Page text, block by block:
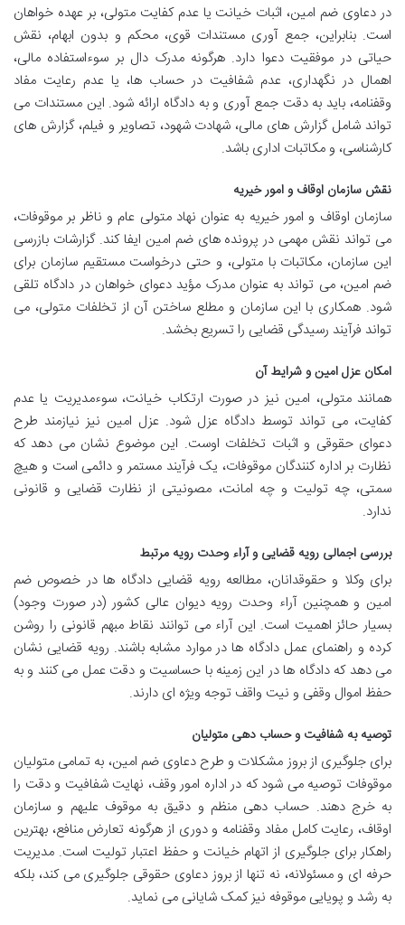
در دعاوی ضم امین، اثبات خیانت یا عدم کفایت متولی، بر عهده خواهان
است. بنابراین، جمع آوری مستندات قوی، محکم و بدون ابهام، نقش
حیاتی در موفقیت دعوا دارد. هرگونه مدرک دال بر سوءاستفاده مالی،
اهمال در نگهداری، عدم شفافیت در حساب ها، یا عدم رعایت مفاد
وقفنامه، باید به دقت جمع آوری و به دادگاه ارائه شود. این مستندات می
تواند شامل گزارش های مالی، شهادت شهود، تصاویر و فیلم، گزارش های
کارشناسی، و مکاتبات اداری باشد.
نقش سازمان اوقاف و امور خیریه
سازمان اوقاف و امور خیریه به عنوان نهاد متولی عام و ناظر بر موقوفات،
می تواند نقش مهمی در پرونده های ضم امین ایفا کند. گزارشات بازرسی
این سازمان، مکاتبات با متولی، و حتی درخواست مستقیم سازمان برای
ضم امین، می تواند به عنوان مدرک مؤید دعوای خواهان در دادگاه تلقی
شود. همکاری با این سازمان و مطلع ساختن آن از تخلفات متولی، می
تواند فرآیند رسیدگی قضایی را تسریع بخشد.
امکان عزل امین و شرایط آن
همانند متولی، امین نیز در صورت ارتکاب خیانت، سوءمدیریت یا عدم
کفایت، می تواند توسط دادگاه عزل شود. عزل امین نیز نیازمند طرح
دعوای حقوقی و اثبات تخلفات اوست. این موضوع نشان می دهد که
نظارت بر اداره کنندگان موقوفات، یک فرآیند مستمر و دائمی است و هیچ
سمتی، چه تولیت و چه امانت، مصونیتی از نظارت قضایی و قانونی
ندارد.
بررسی اجمالی رویه قضایی و آراء وحدت رویه مرتبط
برای وکلا و حقوقدانان، مطالعه رویه قضایی دادگاه ها در خصوص ضم
امین و همچنین آراء وحدت رویه دیوان عالی کشور (در صورت وجود)
بسیار حائز اهمیت است. این آراء می توانند نقاط مبهم قانونی را روشن
کرده و راهنمای عمل دادگاه ها در موارد مشابه باشند. رویه قضایی نشان
می دهد که دادگاه ها در این زمینه با حساسیت و دقت عمل می کنند و به
حفظ اموال وقفی و نیت واقف توجه ویژه ای دارند.
توصیه به شفافیت و حساب دهی متولیان
برای جلوگیری از بروز مشکلات و طرح دعاوی ضم امین، به تمامی متولیان
موقوفات توصیه می شود که در اداره امور وقف، نهایت شفافیت و دقت را
به خرج دهند. حساب دهی منظم و دقیق به موقوف علیهم و سازمان
اوقاف، رعایت کامل مفاد وقفنامه و دوری از هرگونه تعارض منافع، بهترین
راهکار برای جلوگیری از اتهام خیانت و حفظ اعتبار تولیت است. مدیریت
حرفه ای و مسئولانه، نه تنها از بروز دعاوی حقوقی جلوگیری می کند، بلکه
به رشد و پویایی موقوفه نیز کمک شایانی می نماید.